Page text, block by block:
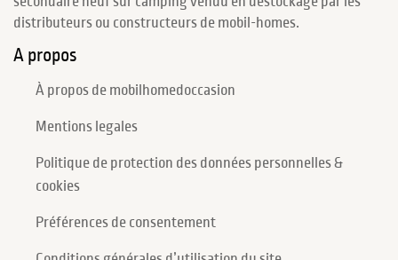
distributeurs ou constructeurs de mobil-homes.
A propos
À propos de mobilhomedoccasion
Mentions legales
Politique de protection des données personnelles &
cookies
Préférences de consentement